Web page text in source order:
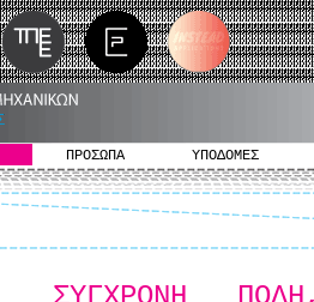
ΠΡΟΣΩΠΑ ΥΠΟΔΟΜΕΣ